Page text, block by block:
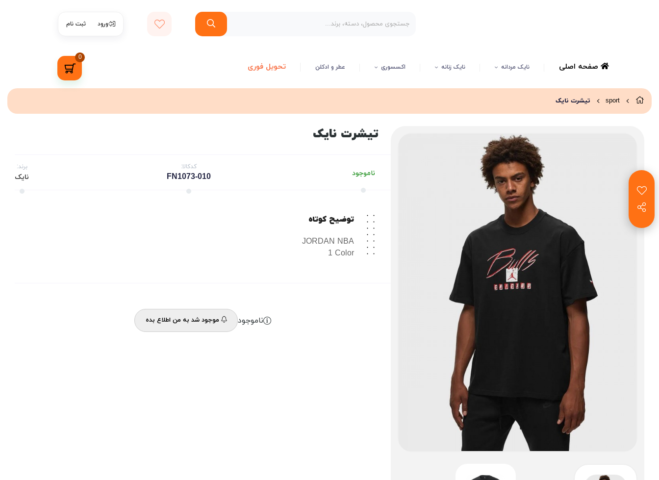
ورود ثبت نام
صفحه اصلی نایک مردانه نایک زنانه اکسسوری عطر و ادکلن تحویل فوری
0
sport تیشرت نایک
تیشرت نایک
ناموجود
کدکالا:
FN1073-010
برند:
نایک
توضیح کوتاه
JORDAN NBA
1 Color
ناموجود موجود شد به من اطلاع بده